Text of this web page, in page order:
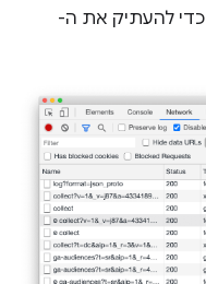
כדי להעתיק את ה-